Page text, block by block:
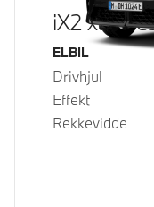
iX2
Drivstoff
ELBIL
Drivhjul
Effekt
Rekkevidde